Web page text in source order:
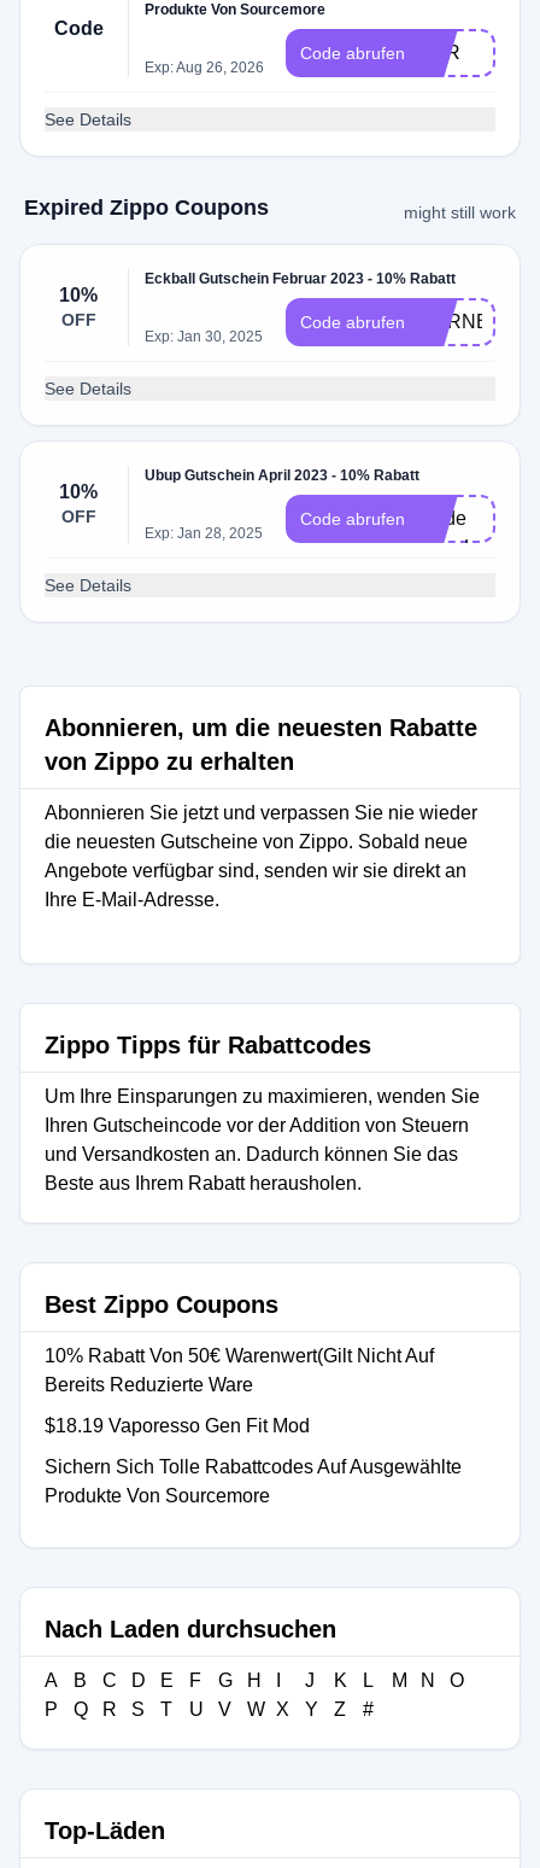
Code
Produkte Von Sourcemore
Exp: Aug 26, 2026
Code abrufen BER
See Details
Expired Zippo Coupons might still work
10%
OFF
Eckball Gutschein Februar 2023 - 10% Rabatt
Exp: Jan 30, 2025
Code abrufen EURNB
See Details
10%
OFF
Ubup Gutschein April 2023 - 10% Rabatt
Exp: Jan 28, 2025
Code abrufen
Code
erforderlich
See Details
Abonnieren, um die neuesten Rabatte
von Zippo zu erhalten
Abonnieren Sie jetzt und verpassen Sie nie wieder
die neuesten Gutscheine von Zippo. Sobald neue
Angebote verfügbar sind, senden wir sie direkt an
Ihre E-Mail-Adresse.
Zippo Tipps für Rabattcodes
Um Ihre Einsparungen zu maximieren, wenden Sie
Ihren Gutscheincode vor der Addition von Steuern
und Versandkosten an. Dadurch können Sie das
Beste aus Ihrem Rabatt herausholen.
Best Zippo Coupons
10% Rabatt Von 50€ Warenwert(Gilt Nicht Auf
Bereits Reduzierte Ware
$18.19 Vaporesso Gen Fit Mod
Sichern Sich Tolle Rabattcodes Auf Ausgewählte
Produkte Von Sourcemore
Nach Laden durchsuchen
A B C D E F G H J K L M N
O
P
Q R S T U V W X Y Z #
Top-Läden